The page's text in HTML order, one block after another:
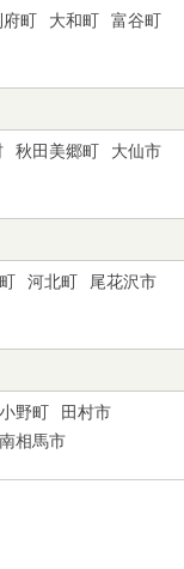
府町 大和町
富谷町
秋田美郷町
大仙市
河北町
尾花沢市
小野町
田村市
南相馬市